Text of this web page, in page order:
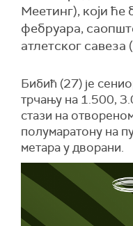
Меетинг), који
фебруара,
атлетског
Бибић (27) је
трчању на 1.500,
стази на
полумаратону на
метара у дворани.